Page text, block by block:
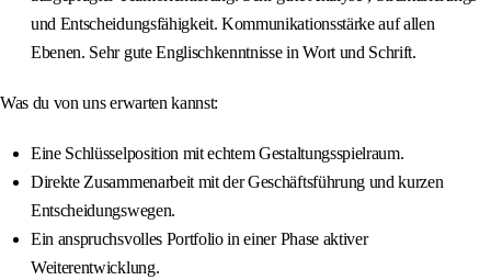
und Entscheidungsfähigkeit. Kommunikationsstärke auf allen
Ebenen. Sehr gute Englischkenntnisse in Wort und Schrift.
Was du von uns erwarten kannst:
Eine Schlüsselposition mit echtem Gestaltungsspielraum.
Direkte Zusammenarbeit mit der Geschäftsführung und kurzen
Entscheidungswegen.
Ein anspruchsvolles Portfolio in einer Phase aktiver
Weiterentwicklung.